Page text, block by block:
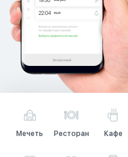
Мечеть Ресторан Кафе